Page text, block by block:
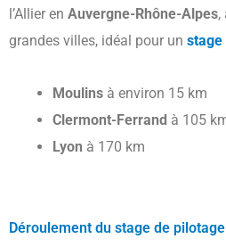
l’Allier en Auvergne-Rhône-Alpes,
grandes villes, idéal pour un stage
Moulins à environ 15 km
Clermont-Ferrand à 105
Lyon à 170 km
Déroulement du stage de